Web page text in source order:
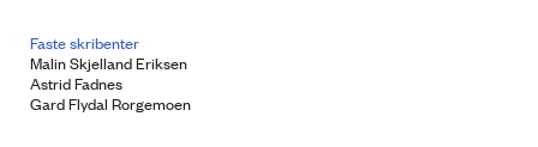
Faste skribenter
Malin Skjelland Eriksen
Astrid Fadnes
Gard Flydal Rorgemoen